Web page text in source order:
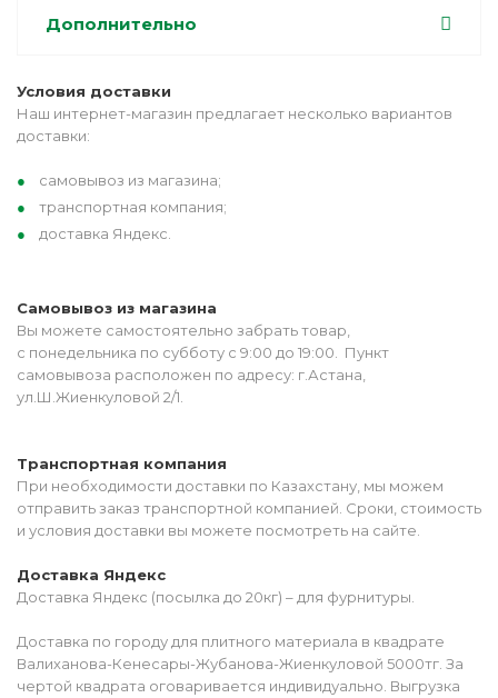
Дополнительно
Условия доставки
Наш интернет-магазин предлагает несколько вариантов
доставки:
самовывоз из магазина;
транспортная компания;
доставка Яндекс.
Самовывоз из магазина
Вы можете самостоятельно забрать товар,
с понедельника по субботу с 9:00 до 19:00. Пункт
самовывоза расположен по адресу: г.Астана,
ул.Ш.Жиенкуловой 2/1.
Транспортная компания
При необходимости доставки по Казахстану, мы можем
отправить заказ транспортной компанией. Сроки, стоимость
и условия доставки вы можете посмотреть на сайте.
Доставка Яндекс
Доставка Яндекс (посылка до 20кг) – для фурнитуры.
Доставка по городу для плитного материала в квадрате
Валиханова-Кенесары-Жубанова-Жиенкуловой 5000тг. За
чертой квадрата оговаривается индивидуально. Выгрузка